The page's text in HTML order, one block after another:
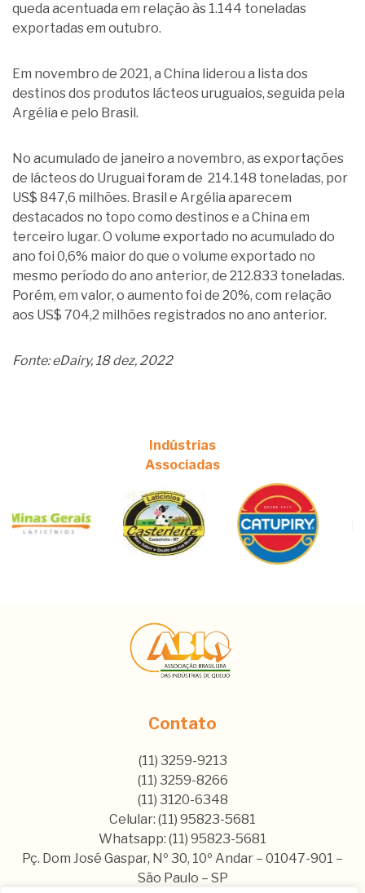
queda acentuada em relação às 1.144 toneladas
exportadas em outubro.
Em novembro de 2021, a China liderou a lista dos
destinos dos produtos lácteos uruguaios, seguida pela
Argélia e pelo Brasil.
No acumulado de janeiro a novembro, as exportações
de lácteos do Uruguai foram de 214.148 toneladas, por
US$ 847,6 milhões. Brasil e Argélia aparecem
destacados no topo como destinos e a China em
terceiro lugar. O volume exportado no acumulado do
ano foi 0,6% maior do que o volume exportado no
mesmo período do ano anterior, de 212.833 toneladas.
Porém, em valor, o aumento foi de 20%, com relação
aos US$ 704,2 milhões registrados no ano anterior.
Fonte: eDairy, 18 dez, 2022
Indústrias
Associadas
Contato
(11) 3259-9213
(11) 3259-8266
(11) 3120-6348
Celular: (11) 95823-5681
Whatsapp: (11) 95823-5681
Pç. Dom José Gaspar, Nº 30, 10º Andar – 01047-901 –
São Paulo – SP